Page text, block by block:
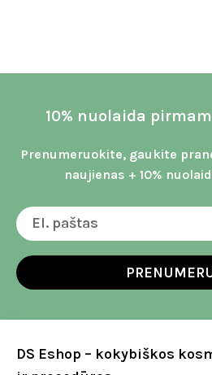
10% nuolaida
Prenumeruokite, gaukite
naujienas + 10%
DS Eshop – kokybiškos